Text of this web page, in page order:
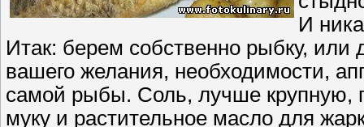
И
Итак: берем собственно рыбку,
вашего желания, необходимости,
самой рыбы. Соль, лучше крупную,
муку и растительное масло для